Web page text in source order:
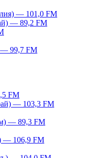
— 101,0 FM
— 89,2 FM
— 99,7 FM
FM
— 103,3 FM
— 89,3 FM
— 106,9 FM